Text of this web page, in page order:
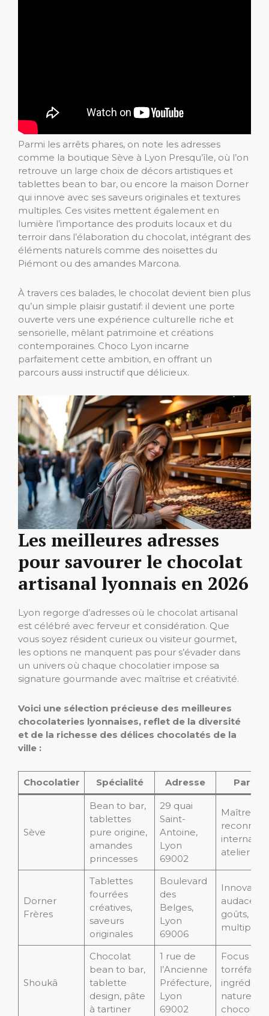
Parmi les arrêts phares, on note les adresses
comme la boutique Sève à Lyon Presqu’île, où l’on
retrouve un large choix de décors artistiques et
tablettes bean to bar, ou encore la maison Dorner
qui innove avec ses saveurs originales et textures
multiples. Ces visites mettent également en
lumière l’importance des produits locaux et du
terroir dans l’élaboration du chocolat, intégrant des
éléments naturels comme des noisettes du
Piémont ou des amandes Marcona.
À travers ces balades, le chocolat devient bien plus
qu’un simple plaisir gustatif: il devient une porte
ouverte vers une expérience culturelle riche et
sensorielle, mêlant patrimoine et créations
contemporaines. Choco Lyon incarne
parfaitement cette ambition, en offrant un
parcours aussi instructif que délicieux.
Les meilleures adresses
pour savourer le chocolat
artisanal lyonnais en 2026
Lyon regorge d’adresses où le chocolat artisanal
est célébré avec ferveur et considération. Que
vous soyez résident curieux ou visiteur gourmet,
les options ne manquent pas pour s’évader dans
un univers où chaque chocolatier impose sa
signature gourmande avec maîtrise et créativité.
Voici une sélection précieuse des meilleures
chocolateries lyonnaises, reflet de la diversité
et de la richesse des délices chocolatés de la
ville :
Chocolatier Spécialité Adresse
Sève
Bean to bar,
tablettes
pure origine,
amandes
princesses
29 quai
Saint-
Antoine,
Lyon
69002
Maître
reconnu
atelier à
Dorner
Frères
Tablettes
fourrées
créatives,
saveurs
originales
Boulevard
des
Belges,
Lyon
69006
audace
goûts,
multiples
Shoukâ
Chocolat
bean to bar,
tablette
design, pâte
à tartiner
1 rue de
l’Ancienne
Préfecture,
Lyon
69002
Focus sur
naturels,
chocolat